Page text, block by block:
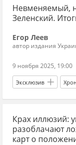
Леонид Пасечник
военкоры о ситуации
новости СВО Россия
разгром ВСУ
крах ВСУ
Невменяемый,
Зеленский.
Егор Леев
автор издания
9 ноября 2025, 19:00
Эксклюзив
Сергей Лавров
США
Крах иллюзий:
разоблачают
карт о